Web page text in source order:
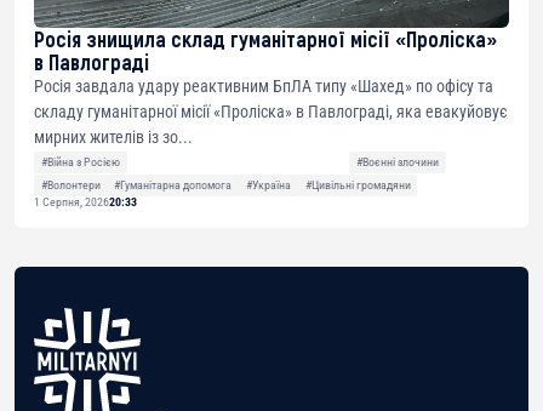
Росія знищила склад гуманітарної місії «Проліска»
в Павлограді
Росія завдала удару реактивним БпЛА типу «Шахед» по офісу та
складу гуманітарної місії «Проліска» в Павлограді, яка евакуйовує
мирних жителів із зо...
#Війна з Росією
#Воєнні злочини
#Волонтери
#Гуманітарна допомога #Україна
#Цивільні громадяни
1 Серпня, 202620:33